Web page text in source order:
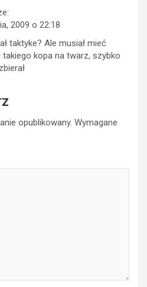
2009 o 22:18
taktyke? Ale musiał mieć
takiego kopa na twarz, szybko
opublikowany. Wymagane